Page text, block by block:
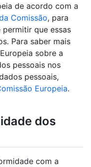
de acordo com a
Comissão, para
que essas
Para saber mais
sobre a
pessoais nos
pessoais,
Europeia.
dos
com a